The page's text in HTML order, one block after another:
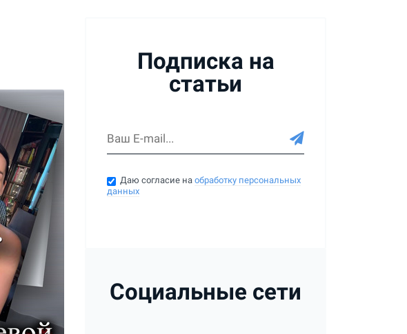
Подписка на
статьи
Даю согласие наобработку персональных
данных
Социальные сети